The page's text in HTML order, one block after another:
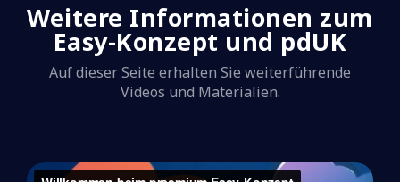
Weitere Informationen zum
Easy-Konzept und pdUK
Auf dieser Seite erhalten Sie weiterführende
Videos und Materialien.